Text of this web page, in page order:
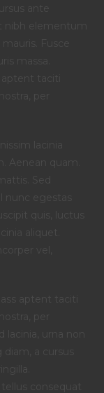
ante
nibh elementum
Fusce
massa.
taciti
per
lacinia
Aenean quam.
Sed
nunc egestas
quis, luctus
aliquet.
vel,
aptent taciti
per
urna non
a cursus
consequat